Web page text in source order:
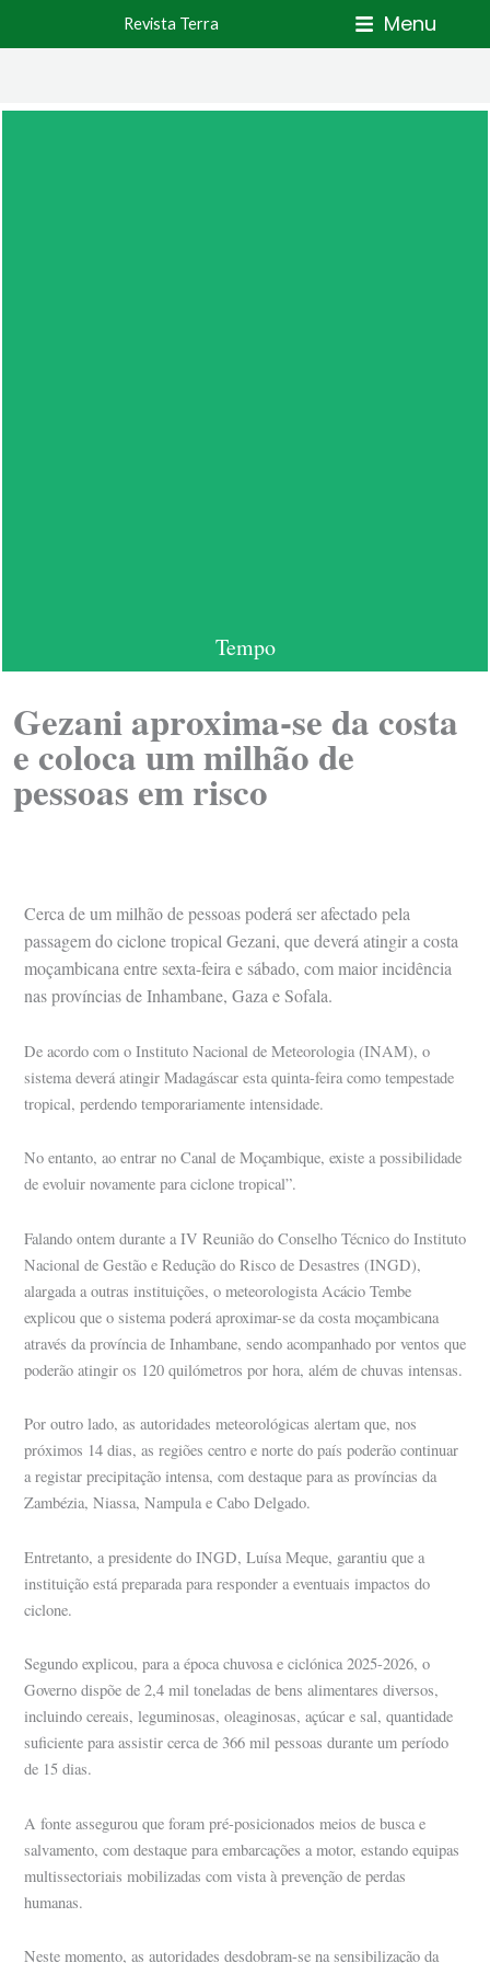
Revista Terra Menu
Tempo
Gezani aproxima-se da costa
e coloca um milhão de
pessoas em risco
Cerca de um milhão de pessoas poderá ser afectado pela
passagem do ciclone tropical Gezani, que deverá atingir a costa
moçambicana entre sexta-feira e sábado, com maior incidência
nas províncias de Inhambane, Gaza e Sofala.
De acordo com o Instituto Nacional de Meteorologia (INAM), o
sistema deverá atingir Madagáscar esta quinta-feira como tempestade
tropical, perdendo temporariamente intensidade.
No entanto, ao entrar no Canal de Moçambique, existe a possibilidade
de evoluir novamente para ciclone tropical”.
Falando ontem durante a IV Reunião do Conselho Técnico do Instituto
Nacional de Gestão e Redução do Risco de Desastres (INGD),
alargada a outras instituições, o meteorologista Acácio Tembe
explicou que o sistema poderá aproximar-se da costa moçambicana
através da província de Inhambane, sendo acompanhado por ventos que
poderão atingir os 120 quilómetros por hora, além de chuvas intensas.
Por outro lado, as autoridades meteorológicas alertam que, nos
próximos 14 dias, as regiões centro e norte do país poderão continuar
a registar precipitação intensa, com destaque para as províncias da
Zambézia, Niassa, Nampula e Cabo Delgado.
Entretanto, a presidente do INGD, Luísa Meque, garantiu que a
instituição está preparada para responder a eventuais impactos do
ciclone.
Segundo explicou, para a época chuvosa e ciclónica 2025-2026, o
Governo dispõe de 2,4 mil toneladas de bens alimentares diversos,
incluindo cereais, leguminosas, oleaginosas, açúcar e sal, quantidade
suficiente para assistir cerca de 366 mil pessoas durante um período
de 15 dias.
A fonte assegurou que foram pré-posicionados meios de busca e
salvamento, com destaque para embarcações a motor, estando equipas
multissectoriais mobilizadas com vista à prevenção de perdas
humanas.
Neste momento, as autoridades desdobram-se na sensibilização da